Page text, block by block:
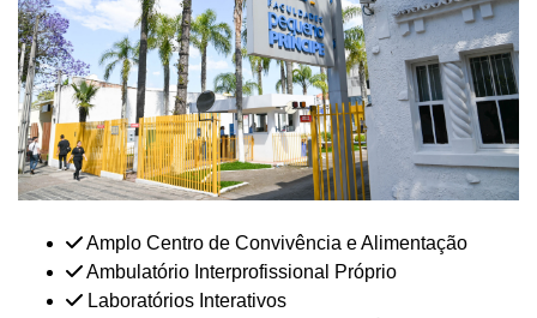
Amplo Centro de Convivência e Alimentação
Ambulatório Interprofissional Próprio
Laboratórios Interativos